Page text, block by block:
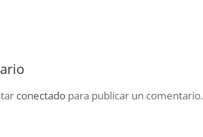
conectado para publicar un comentario.